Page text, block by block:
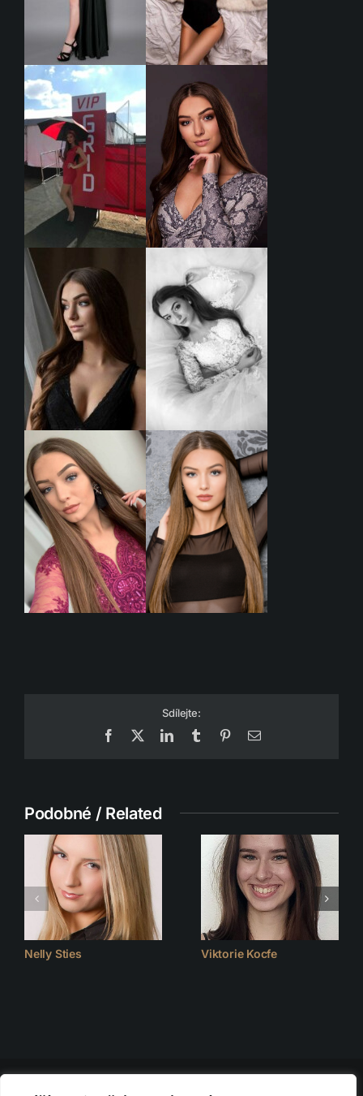
Sdílejte:
Facebook
LinkedInTumblr PinterestEmail
Podobné / Related
Nelly Sties Viktorie Kocfe